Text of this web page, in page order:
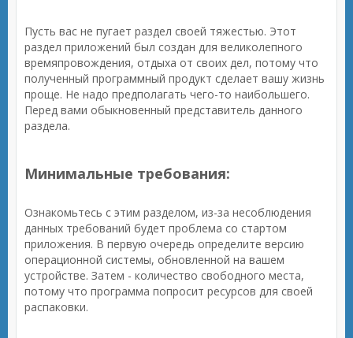
Пусть вас не пугает раздел своей тяжестью. Этот
раздел приложений был создан для великолепного
времяпровождения, отдыха от своих дел, потому что
полученный программный продукт сделает вашу жизнь
проще. Не надо предполагать чего-то наибольшего.
Перед вами обыкновенный представитель данного
раздела.
Минимальные требования:
Ознакомьтесь с этим разделом, из-за несоблюдения
данных требований будет проблема со стартом
приложения. В первую очередь определите версию
операционной системы, обновленной на вашем
устройстве. Затем - количество свободного места,
потому что программа попросит ресурсов для своей
распаковки.